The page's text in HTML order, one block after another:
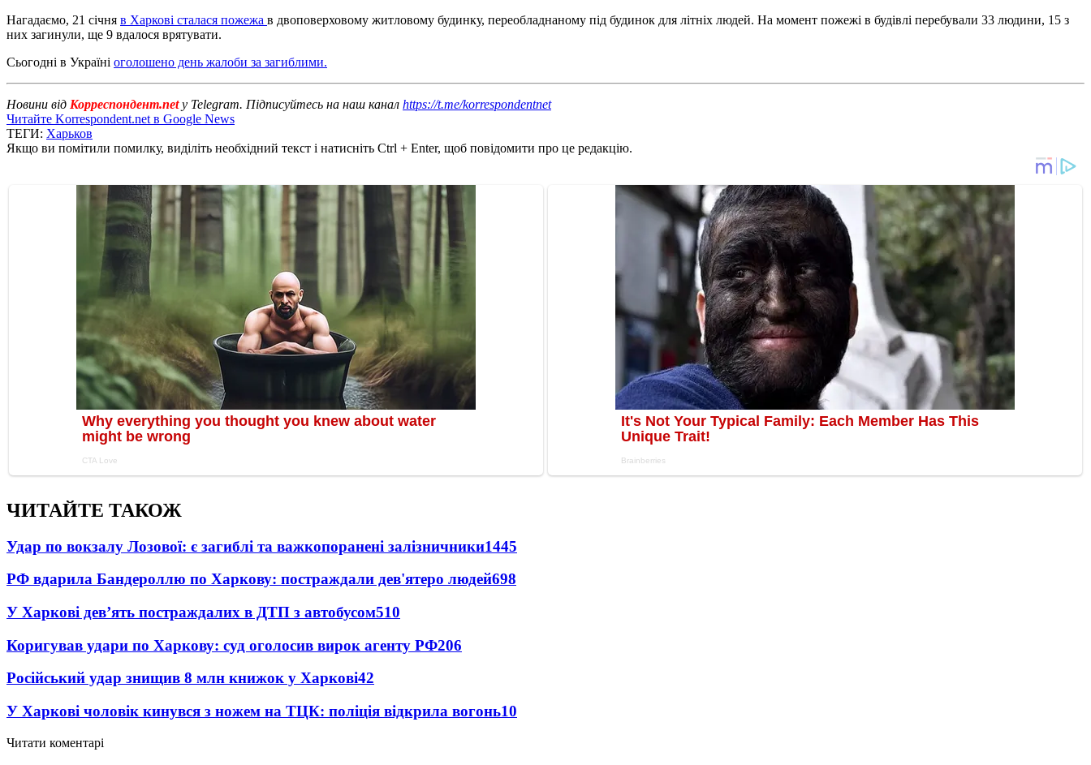
Нагадаємо, 21 січня в Харкові сталася пожежа в двоповерховому житловому будинку, переобладнаному під будинок для літніх людей. На момент пожежі в будівлі перебували 33 людини, 15 з
них загинули, ще 9 вдалося врятувати.
Сьогодні в Україні оголошено день жалоби за загиблими.
Новини від Корреспондент.netу Telegram. Підписуйтесь на наш канал https://t.me/korrespondentnet
Читайте Korrespondent.net в Google News
ТЕГИ: Харьков
Якщо ви помітили помилку, виділіть необхідний текст і натисніть Ctrl + Enter, щоб повідомити про це редакцію.
ЧИТАЙТЕ ТАКОЖ
Удар по вокзалу Лозової: є загиблі та важкопоранені залізничники1445
РФ вдарила Бандероллю по Харкову: постраждали дев'ятеро людей698
У Харкові дев’ять постраждалих в ДТП з автобусом510
Коригував удари по Харкову: суд оголосив вирок агенту РФ206
Російський удар знищив 8 млн книжок у Харкові42
У Харкові чоловік кинувся з ножем на ТЦК: поліція відкрила вогонь10
Читати коментарі